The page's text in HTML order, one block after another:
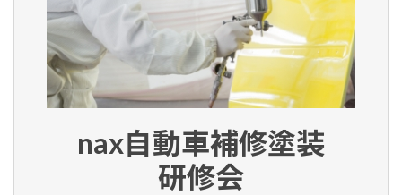
nax自動車補修塗装
研修会